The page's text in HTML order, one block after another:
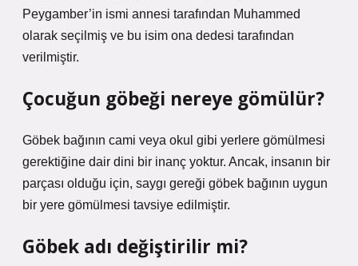
Peygamber’in ismi annesi tarafından Muhammed
olarak seçilmiş ve bu isim ona dedesi tarafından
verilmiştir.
Çocuğun göbeği nereye gömülür?
Göbek bağının cami veya okul gibi yerlere gömülmesi
gerektiğine dair dini bir inanç yoktur. Ancak, insanın bir
parçası olduğu için, saygı gereği göbek bağının uygun
bir yere gömülmesi tavsiye edilmiştir.
Göbek adı değiştirilir mi?